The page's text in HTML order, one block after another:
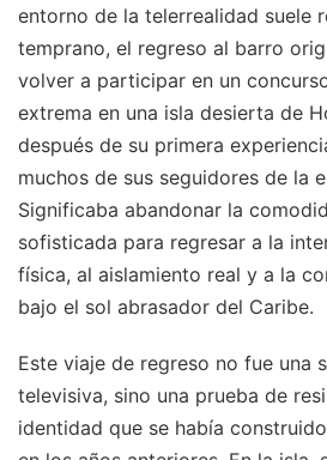
entorno de la telerrealidad suele
temprano, el regreso al barro
volver a participar en un
extrema en una isla desierta de
después de su primera
muchos de sus seguidores de la
Significaba abandonar la
sofisticada para regresar a la
física, al aislamiento real y a la
bajo el sol abrasador del Caribe.
Este viaje de regreso no fue una
televisiva, sino una prueba de
identidad que se había